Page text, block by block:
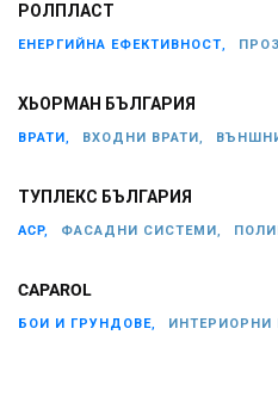
РОЛПЛАСТ
ЕНЕРГИЙНА ЕФЕКТИВНОСТ,
ХЬОРМАН БЪЛГАРИЯ
ВРАТИ, ВХОДНИ ВРАТИ,
ТУПЛЕКС БЪЛГАРИЯ
ACP, ФАСАДНИ СИСТЕМИ,
CAPAROL
БОИ И ГРУНДОВЕ, ИНТЕРИОРНИ